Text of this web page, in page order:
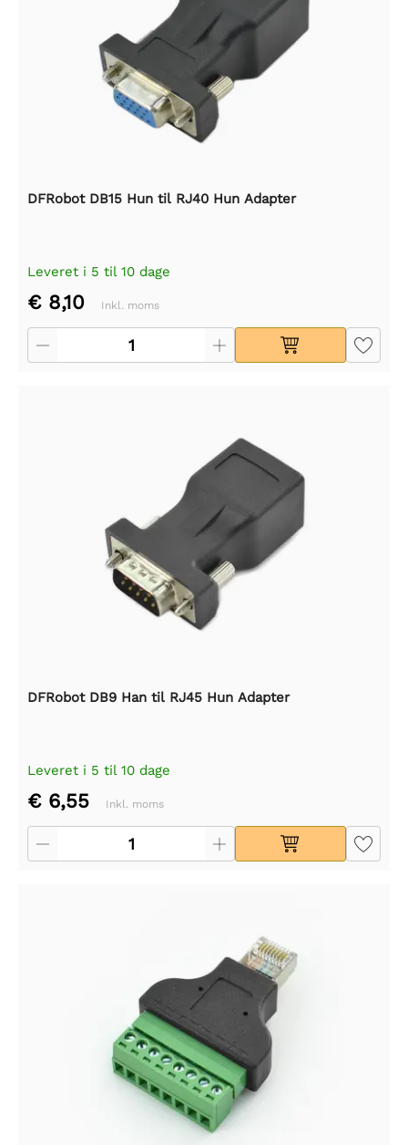
DFRobot DB15 Hun til RJ40 Hun Adapter
Leveret i 5 til 10 dage
€ 8,10 Inkl. moms
DFRobot DB9 Han til RJ45 Hun Adapter
Leveret i 5 til 10 dage
€ 6,55 Inkl. moms